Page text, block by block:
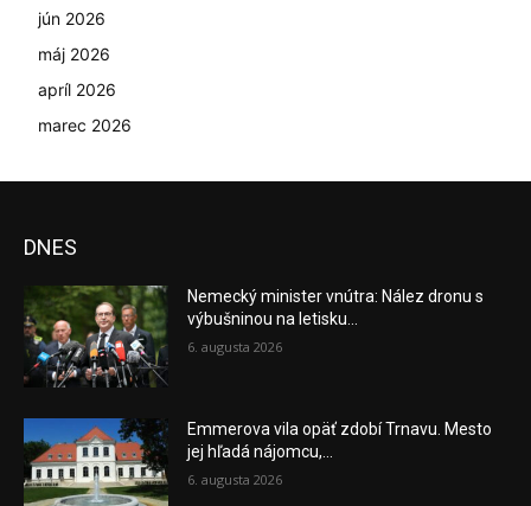
jún 2026
máj 2026
apríl 2026
marec 2026
DNES
Nemecký minister vnútra: Nález dronu s
výbušninou na letisku...
6. augusta 2026
Emmerova vila opäť zdobí Trnavu. Mesto
jej hľadá nájomcu,...
6. augusta 2026